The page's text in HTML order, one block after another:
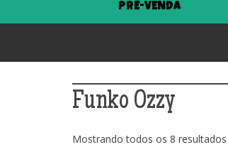
PRÉ-VENDA
Funko Ozzy
Mostrando todos os 8 resultados